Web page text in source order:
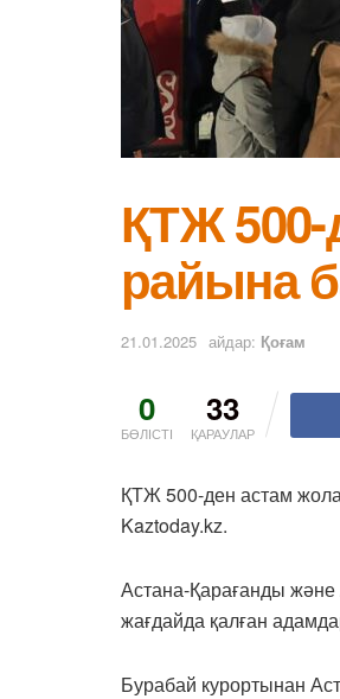
ҚТЖ
райына
21.01.2025 айдар: Қоғам
0
БӨЛІСТІ
33
ҚАРАУЛАР
ҚТЖ 500-ден астам
Kaztoday.kz.
Астана-Қарағанды
жағдайда қалған
Бурабай курортынан